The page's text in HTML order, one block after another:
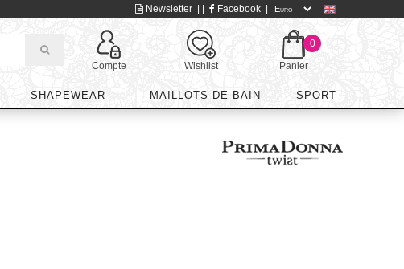
Newsletter Facebook
Compte Wishlist
0
Panier
SHAPEWEAR MAILLOTS DE BAIN SPORT